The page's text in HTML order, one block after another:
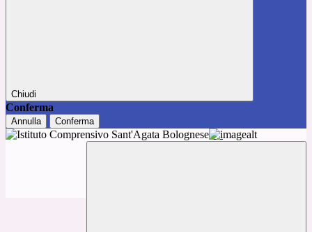
Chiudi
Conferma
Annulla Conferma